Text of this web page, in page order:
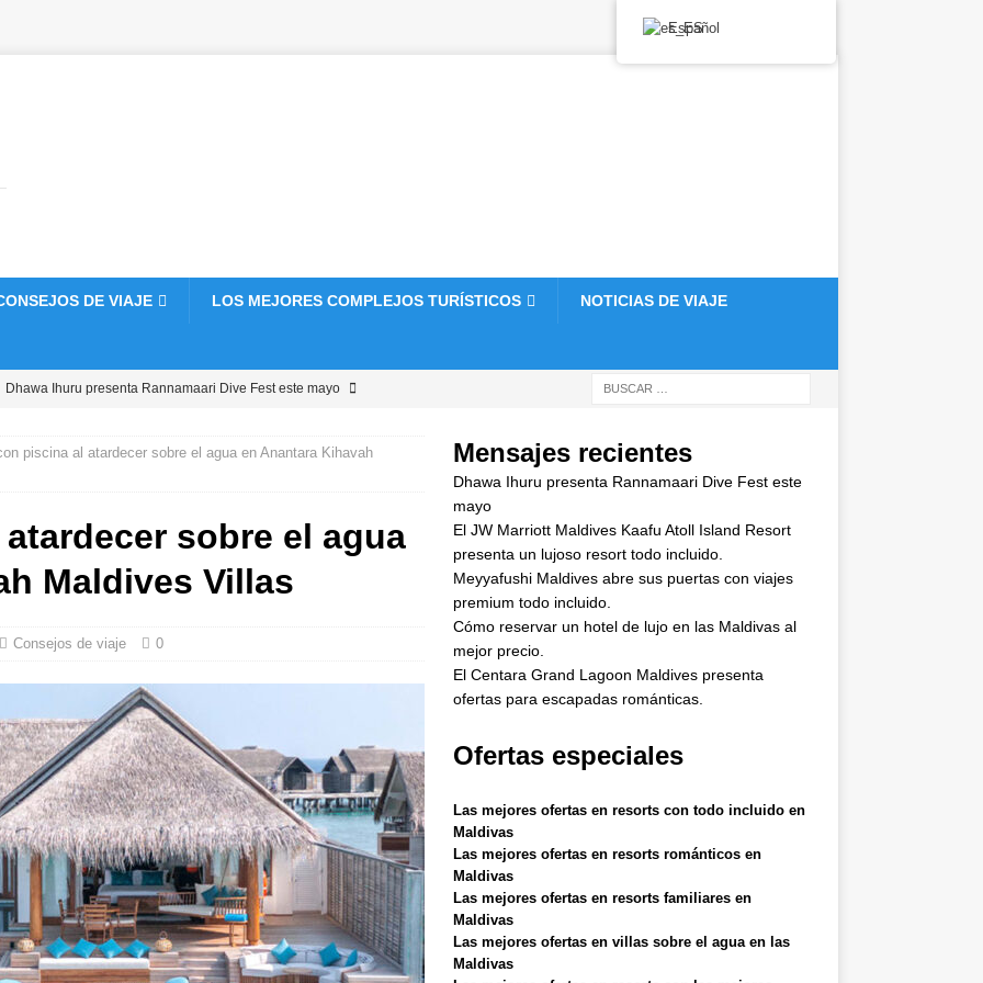
DE VIAJE LOS MEJORES COMPLEJOS TURÍSTICOS NOTICIAS DE VIAJE
Dhawa Ihuru presenta Rannamaari Dive Fest este mayo
El JW Marriott Maldives Kaafu Atoll Island Resort presenta un
Meyyafushi Maldives abre sus puertas con viajes premium todo
Y COMPLEJOS TURÍSTICOS DE 5 ESTRELLAS
El Centara Grand Lagoon Maldives presenta ofertas para
HOTELES Y COMPLEJOS TURÍSTICOS DE 5 ESTRELLAS
piscina al atardecer sobre el agua en Anantara Kihavah
sobre el agua
Maldives Villas
Consejos de viaje 0
Mensajes recientes
Dhawa Ihuru presenta Rannamaari Dive Fest este
mayo
El JW Marriott Maldives Kaafu Atoll Island Resort
presenta un lujoso resort todo incluido.
Meyyafushi Maldives abre sus puertas con viajes
premium todo incluido.
Cómo reservar un hotel de lujo en las Maldivas al
mejor precio.
El Centara Grand Lagoon Maldives presenta
ofertas para escapadas románticas.
Ofertas especiales
Las mejores ofertas en resorts con todo incluido en
Maldivas
Las mejores ofertas en resorts románticos en
Maldivas
Las mejores ofertas en resorts familiares en
Maldivas
Las mejores ofertas en villas sobre el agua en las
Maldivas
Español